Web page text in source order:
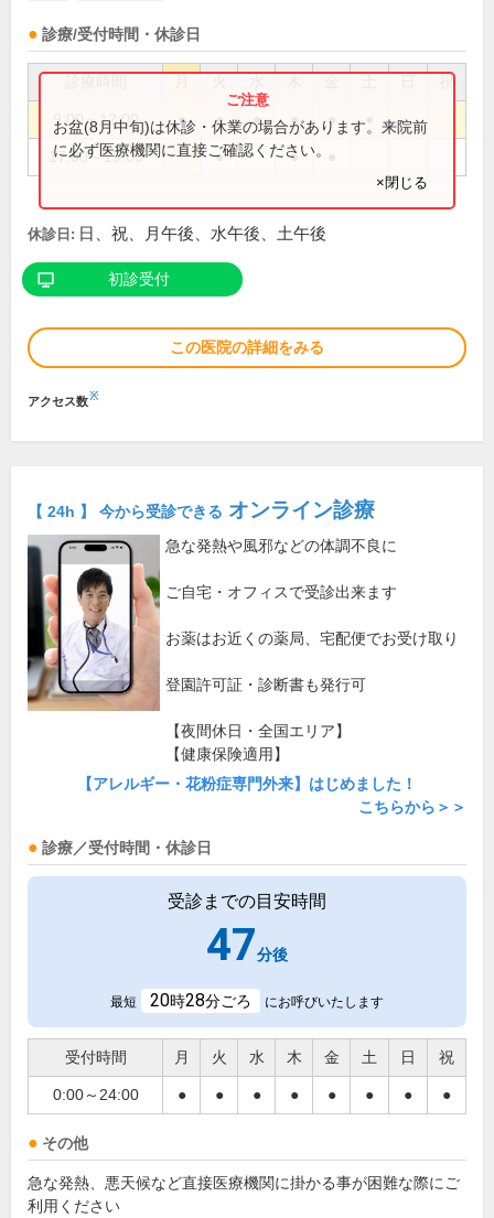
診療/受付時間・休診日
祝
9:00～12:00 ● ● ● ● ●
17:00～19:00 ● ●
お盆(8月中旬)は休診・休業の場合があります。来院前
に必ず医療機関に直接ご確認ください。
×閉じる
休診日: 日、祝、月午後、水午後、土午後
初診受付
この医院の詳細をみる
アクセス数※
【 24h 】 今から受診できる オンライン診療
急な発熱や風邪などの体調不良に
ご自宅・オフィスで受診出来ます
お薬はお近くの薬局、宅配便でお受け取り
登園許可証・診断書も発行可
【夜間休日・全国エリア】
【健康保険適用】
【アレルギー・花粉症専門外来】はじめました！
こちらから＞＞
診療／受付時間・休診日
受診までの目安時間
47分後
最短 20時28分ごろ にお呼びいたします
受付時間 月 火 水 木 金 土 日 祝
0:00～24:00 ● ● ● ● ● ● ● ●
その他
急な発熱、悪天候など直接医療機関に掛かる事が困難な際にご
利用ください